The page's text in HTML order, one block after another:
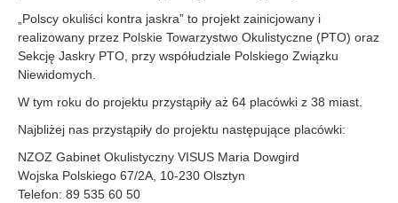
„Polscy okuliści kontra jaskra” to projekt zainicjowany i
realizowany przez Polskie Towarzystwo Okulistyczne (PTO) oraz
Sekcję Jaskry PTO, przy współudziale Polskiego Związku
Niewidomych.
W tym roku do projektu przystąpiły aż 64 placówki z 38 miast.
Najbliżej nas przystąpiły do projektu następujące placówki:
NZOZ Gabinet Okulistyczny VISUS Maria Dowgird
Wojska Polskiego 67/2A, 10-230 Olsztyn
Telefon: 89 535 60 50